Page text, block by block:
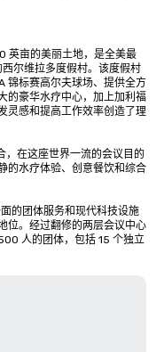
英亩的美丽土地，是全美最
尔维拉多度假村。该度假村
锦标赛高尔夫球场、提供全方
的豪华水疗中心，加上加利福
灵感和提高工作效率创造了理
在这座世界一流的会议目的
的水疗体验、创意餐饮和综合
的团体服务和现代科技设施
位。经过翻修的两层会议中心
人的团体，包括 15 个独立